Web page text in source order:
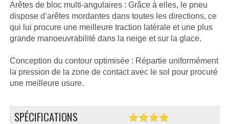
Arêtes de bloc multi-angulaires : Grâce à elles, le pneu
dispose d’arêtes mordantes dans toutes les directions, ce
qui lui procure une meilleure traction latérale et une plus
grande manoeuvrabilité dans la neige et sur la glace.
Conception du contour optimisée : Répartie uniformément
la pression de la zone de contact avec le sol pour procuré
une meilleure usure.
SPÉCIFICATIONS